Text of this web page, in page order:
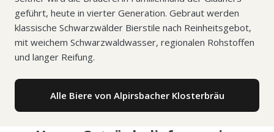
geführt, heute in vierter Generation. Gebraut werden
klassische Schwarzwälder Bierstile nach Reinheitsgebot,
mit weichem Schwarzwaldwasser, regionalen Rohstoffen
und langer Reifung.
Alle Biere von Alpirsbacher Klosterbräu